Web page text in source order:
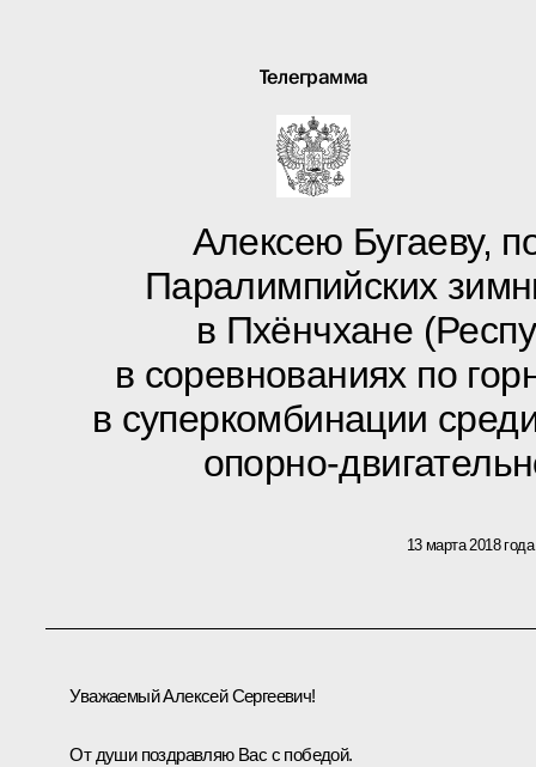
Телеграмма
Алексею Бугаеву,
Паралимпийских
в Пхёнчхане
в соревнованиях по
в суперкомбинации
опорно-
13 марта 2018 года
Уважаемый Алексей Сергеевич!
От души поздравляю Вас с победой.